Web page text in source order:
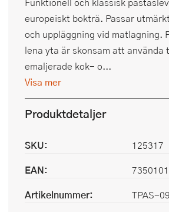
europeiskt bokträ. Passar
och uppläggning vid matlagning.
lena yta är skonsam att använda
emaljerade kok- o...
Visa mer
Produktdetaljer
SKU:
125317
EAN:
Artikelnummer:
TPAS-